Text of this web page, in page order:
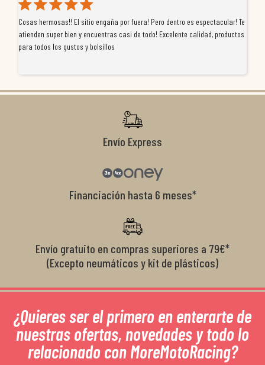
Cosas hermosas!! El sitio engaña por fuera! Pero dentro es espectacular! Te
atienden super bien y encuentras casi de todo! Excelente calidad, productos
para todos los gustos y bolsillos
Envío Express
Financiación hasta 6 meses*
Envío gratuito en compras superiores a 79€*
(Excepto neumáticos y kit de plásticos)
¿Quieres ser el primero en enterarte de
nuestras ofertas, novedades y todo lo
relacionado con MoreMotoRacing?